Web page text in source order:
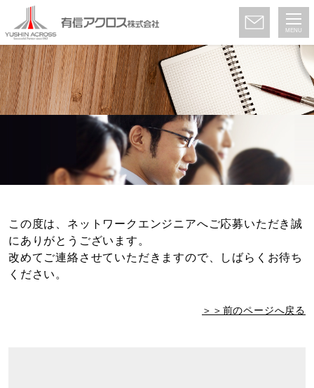
MENU
この度は、ネットワークエンジニアへご応募いただき誠
にありがとうございます。
改めてご連絡させていただきますので、しばらくお待ち
ください。
＞＞前のページへ戻る